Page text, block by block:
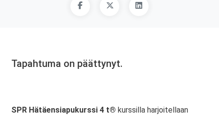
Tapahtuma on päättynyt.
SPR Hätäensiapukurssi 4 t® kurssilla harjoitellaan